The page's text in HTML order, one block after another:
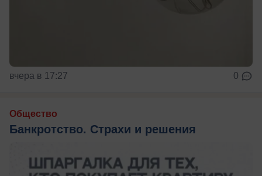
вчера в 17:27 0
Общество
Банкротство. Страхи и решения